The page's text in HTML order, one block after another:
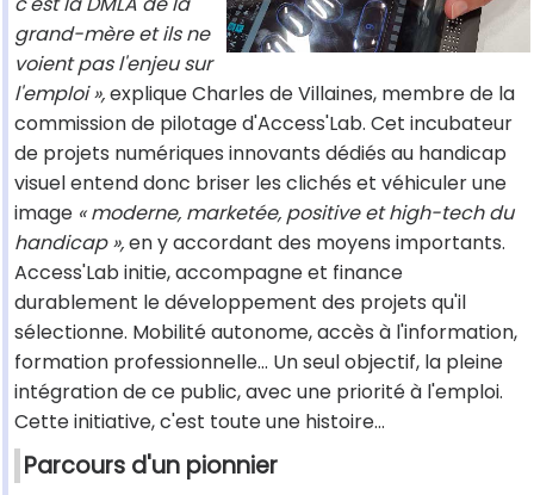
grand-mère et ils ne
voient pas l'enjeu sur
l'emploi »,explique Charles de Villaines, membre de la
commission de pilotage d'Access'Lab. Cet incubateur
de projets numériques innovants dédiés au handicap
visuel entend donc briser les clichés et véhiculer une
image « moderne, marketée, positive et high-tech du
handicap »,en y accordant des moyens importants.
Access'Lab initie, accompagne et finance
durablement le développement des projets qu'il
sélectionne. Mobilité autonome, accès à l'information,
formation professionnelle… Un seul objectif, la pleine
intégration de ce public, avec une priorité à l'emploi.
Cette initiative, c'est toute une histoire…
Parcours d'un pionnier